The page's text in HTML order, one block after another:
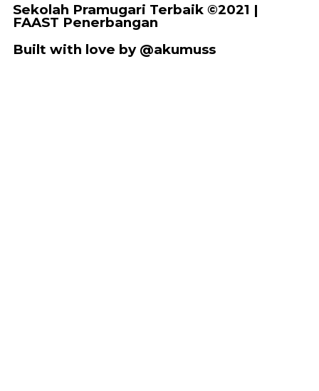
Sekolah Pramugari Terbaik ©2021 |
FAAST Penerbangan
Built with love by @akumuss